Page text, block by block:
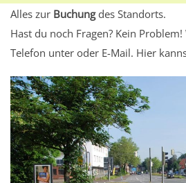
Alles zur Buchungdes Standorts.
Hast du noch Fragen? Kein
Telefon unter oder E-Mail. Hier